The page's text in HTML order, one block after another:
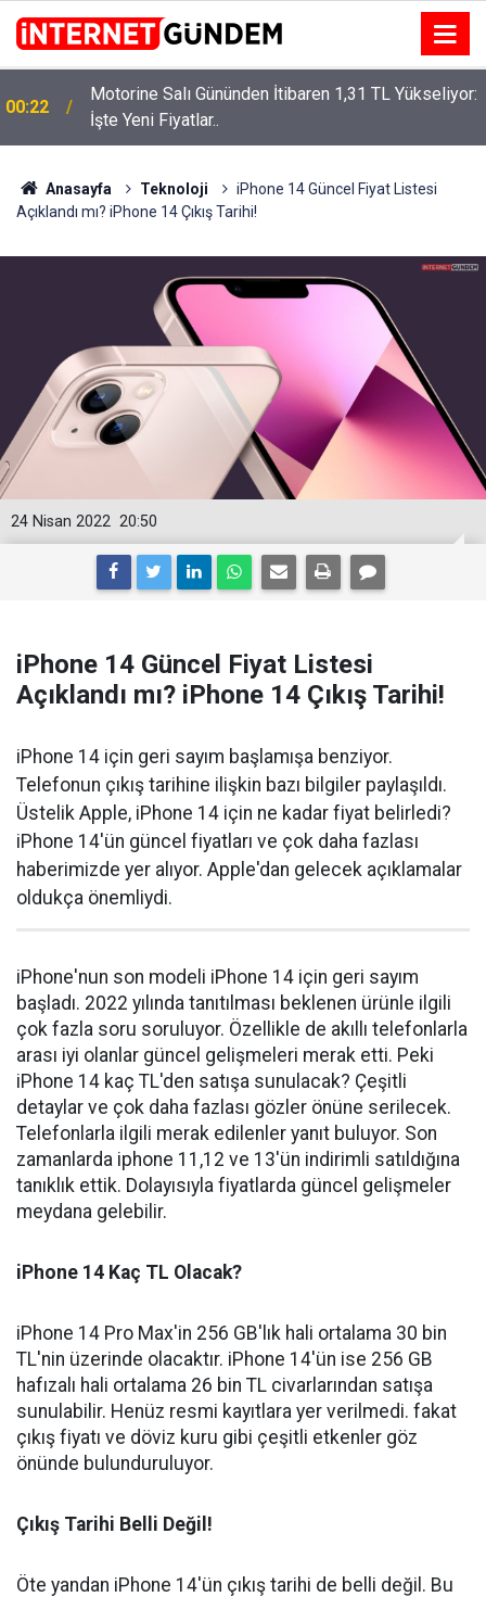
00:22
Motorine Salı Gününden İtibaren 1,31 TL Yükseliyor:
İşte Yeni Fiyatlar..
Anasayfa Teknoloji
iPhone 14 Güncel Fiyat Listesi
Açıklandı mı? iPhone 14 Çıkış Tarihi!
20:50
24 Nisan 2022
iPhone 14 Güncel Fiyat Listesi
Açıklandı mı? iPhone 14 Çıkış Tarihi!
iPhone 14 için geri sayım başlamışa benziyor.
Telefonun çıkış tarihine ilişkin bazı bilgiler paylaşıldı.
Üstelik Apple, iPhone 14 için ne kadar fiyat belirledi?
iPhone 14'ün güncel fiyatları ve çok daha fazlası
haberimizde yer alıyor. Apple'dan gelecek açıklamalar
oldukça önemliydi.
iPhone'nun son modeli iPhone 14 için geri sayım
başladı. 2022 yılında tanıtılması beklenen ürünle ilgili
çok fazla soru soruluyor. Özellikle de akıllı telefonlarla
arası iyi olanlar güncel gelişmeleri merak etti. Peki
iPhone 14 kaç TL'den satışa sunulacak? Çeşitli
detaylar ve çok daha fazlası gözler önüne serilecek.
Telefonlarla ilgili merak edilenler yanıt buluyor. Son
zamanlarda iphone 11,12 ve 13'ün indirimli satıldığına
tanıklık ettik. Dolayısıyla fiyatlarda güncel gelişmeler
meydana gelebilir.
iPhone 14 Kaç TL Olacak?
iPhone 14 Pro Max'in 256 GB'lık hali ortalama 30 bin
TL'nin üzerinde olacaktır. iPhone 14'ün ise 256 GB
hafızalı hali ortalama 26 bin TL civarlarından satışa
sunulabilir. Henüz resmi kayıtlara yer verilmedi. fakat
çıkış fiyatı ve döviz kuru gibi çeşitli etkenler göz
önünde bulunduruluyor.
Çıkış Tarihi Belli Değil!
Öte yandan iPhone 14'ün çıkış tarihi de belli değil. Bu